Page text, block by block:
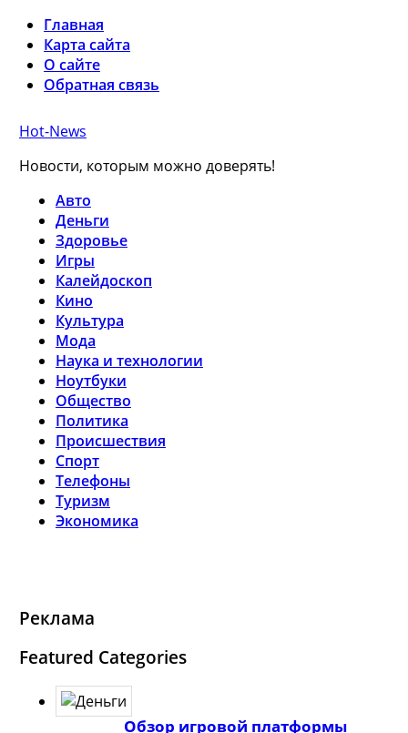
Главная
Карта сайта
О сайте
Обратная связь
Hot-News
Новости, которым можно доверять!
Авто
Деньги
Здоровье
Игры
Калейдоскоп
Кино
Культура
Мода
Наука и технологии
Ноутбуки
Общество
Политика
Происшествия
Спорт
Телефоны
Туризм
Экономика
Реклама
Featured Categories
Обзор игровой платформы